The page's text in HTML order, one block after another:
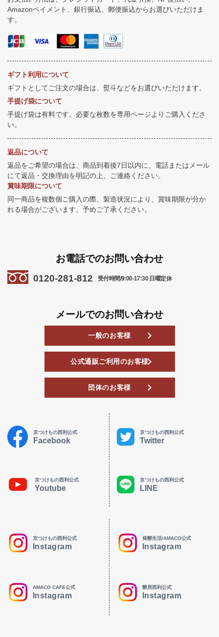
Amazonペイメント、銀行振込、郵便振込からお選びいただけま
す。
ギフト利用について
ギフトとしてご注文の場合は、熨斗などをお選びいただけます。
手提げ袋について
手提げ袋は有料です。必要な枚数を専用ページよりご購入くださ
い。
返品について
返品をご希望の場合は、商品到着後7日以内に、電話またはメール
にて返品・交換理由を明記の上、ご連絡ください。
賞味期限について
同一商品を複数個ご購入の際、製造状況により、賞味期限が分か
れる場合がございます。予めご了承ください。
お電話でのお問い合わせ
0120-281-812 受付時間/9:00-17:30 日曜定休
メールでのお問い合わせ
一般のお客様
公式通販ご利用のお客様
団体のお客様
京つけもの西利公式
Facebook
京つけもの西利公式
Twitter
京つけもの西利公式
Youtube
京つけもの西利公式
LINE
京つけもの西利公式
Instagram
発酵生活/AMACO公式
Instagram
AMACO CAFE公式
Instagram
酵房西利公式
Instagram